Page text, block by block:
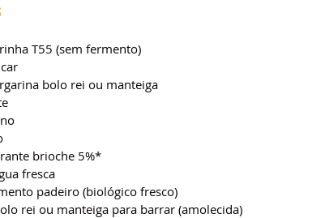
T55 (sem fermento)
bolo rei ou manteiga
brioche 5%*
fresca
padeiro (biológico fresco)
rei ou manteiga para barrar (amolecida)